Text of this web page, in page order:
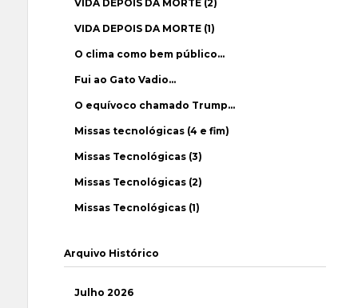
VIDA DEPOIS DA MORTE (2)
VIDA DEPOIS DA MORTE (1)
O clima como bem público…
Fui ao Gato Vadio…
O equívoco chamado Trump…
Missas tecnológicas (4 e fim)
Missas Tecnológicas (3)
Missas Tecnológicas (2)
Missas Tecnológicas (1)
Arquivo Histórico
Julho 2026